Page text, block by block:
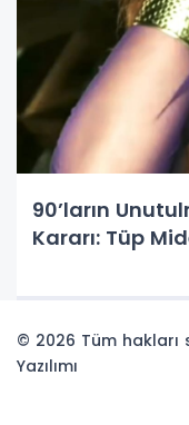
90’ların
Kararı: Tüp
© 2026 Tüm hakları
Yazılımı